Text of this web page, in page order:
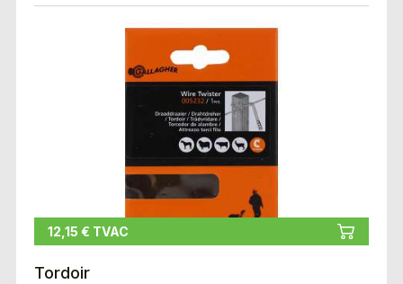
12,15 € TVAC
Tordoir